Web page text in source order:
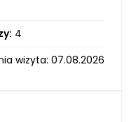
4
wizyta: 07.08.2026